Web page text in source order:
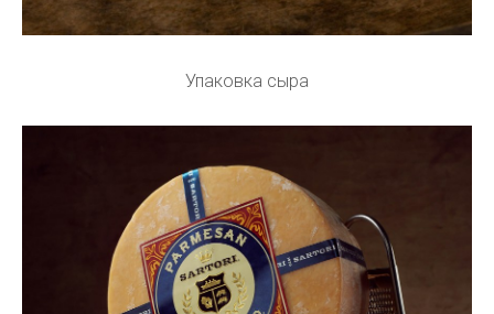
Упаковка сыра